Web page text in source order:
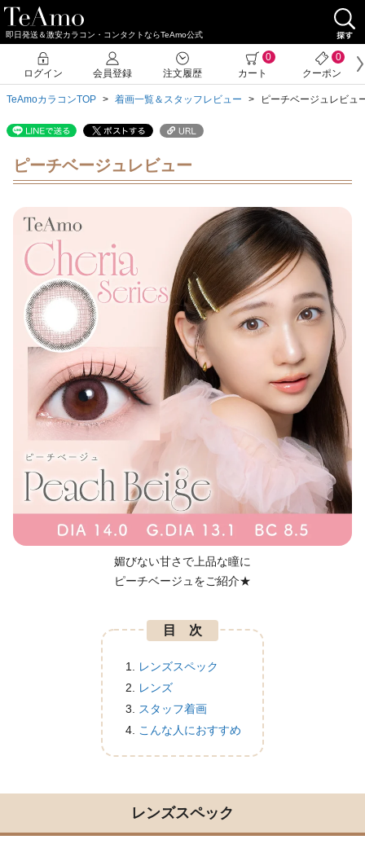
即日発送＆激安カラコン・コンタクトならTeAmo公式
TeAmoカラコンTOP 着画一覧＆スタッフレビュー ピーチベージュレビュ
ピーチベージュレビュー
媚びない甘さで上品な瞳に
ピーチベージュをご紹介★
目 次
レンズスペック
レンズ
スタッフ着画
こんな人におすすめ
レンズスペック
ログイン 会員登録 注文履歴
0
カート
0
クーポン